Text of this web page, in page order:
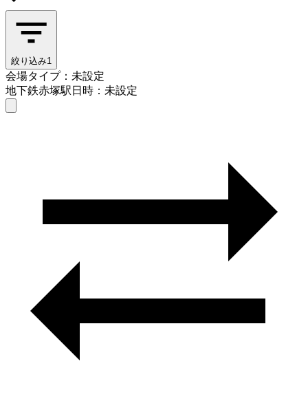
絞り込み1
会場タイプ：未設定
地下鉄赤塚駅日時：未設定